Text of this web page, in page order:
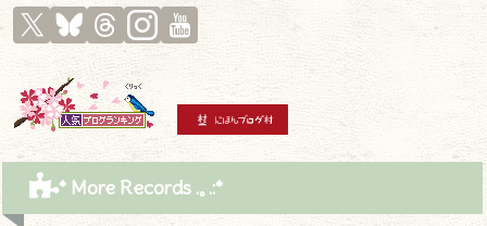
* More Records .｡.:*